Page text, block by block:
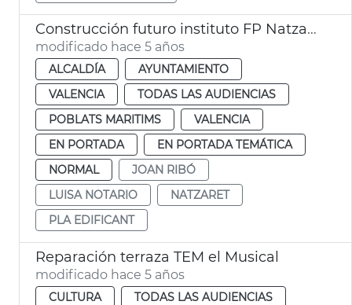
Construcción futuro instituto FP Natzaret
modificado hace 5 años
ALCALDÍA
AYUNTAMIENTO
VALENCIA
TODAS LAS AUDIENCIAS
POBLATS MARITIMS
VALENCIA
EN PORTADA
EN PORTADA TEMÁTICA
NORMAL
JOAN RIBÓ
LUISA NOTARIO
NATZARET
PLA EDIFICANT
Reparación terraza TEM el Musical
modificado hace 5 años
CULTURA
TODAS LAS AUDIENCIAS